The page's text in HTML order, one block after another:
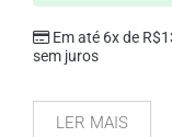
Em até 6x de R$
sem juros
LER MAIS